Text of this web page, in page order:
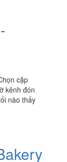
cặp
kênh đón
nào thấy